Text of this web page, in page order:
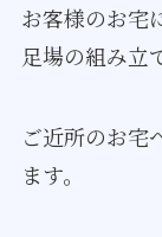
お客様のお宅
足場の組み立
ご近所のお宅
ます。